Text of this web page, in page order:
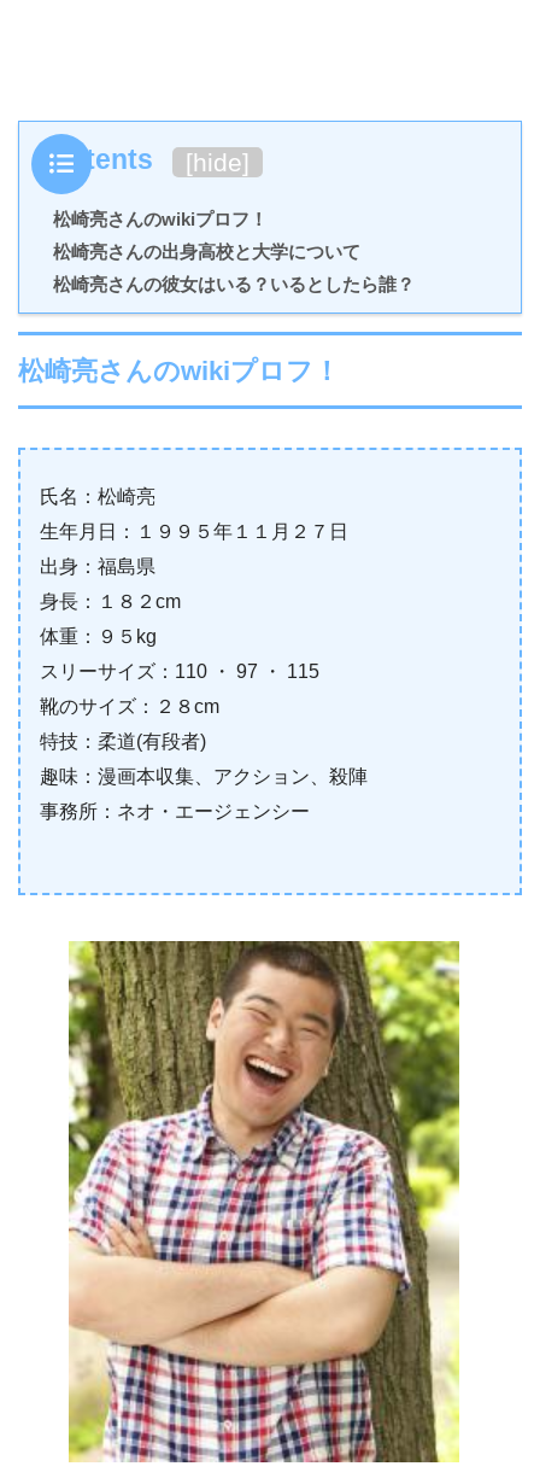
Contents [hide]
松崎亮さんのwikiプロフ！
松崎亮さんの出身高校と大学について
松崎亮さんの彼女はいる？いるとしたら誰？
松崎亮さんのwikiプロフ！
氏名：松崎亮
生年月日：１９９５年１１月２７日
出身：福島県
身長：１８２cm
体重：９５kg
スリーサイズ：110 ・ 97 ・ 115
靴のサイズ：２８cm
特技：柔道(有段者)
趣味：漫画本収集、アクション、殺陣
事務所：ネオ・エージェンシー